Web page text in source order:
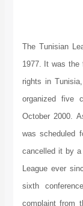
The Tunisian
1977. It was the
rights in
organized five
October 2000.
was scheduled
cancelled it by
League ever
sixth
complaint from